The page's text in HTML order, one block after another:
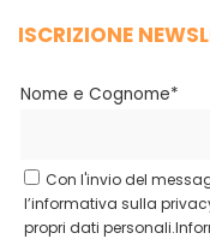
ISCRIZIONE
Nome e Cognome*
Con l'invio del
l’informativa sulla
propri dati personali.